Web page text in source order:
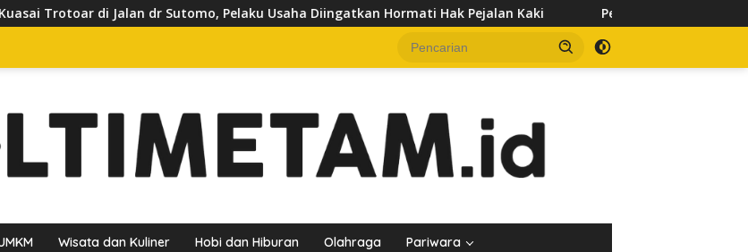
Sutomo, Pelaku Usaha Diingatkan Hormati Hak Pejalan Kaki Pedagang Keluhkan Sepinya Pasar Pagi
Wisata dan Kuliner Hobi dan Hiburan Olahraga Pariwara